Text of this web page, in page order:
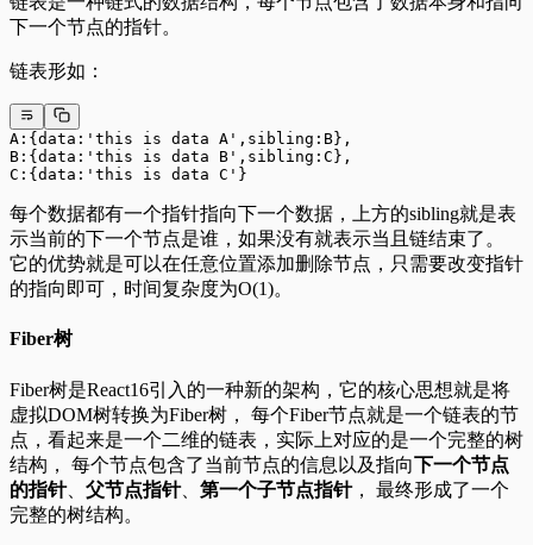
下一个节点的指针。
链表形如：
A:{data:'this is data A',sibling:B},
B:{data:'this is data B',sibling:C},
C:{data:'this is data C'}
每个数据都有一个指针指向下一个数据，上方的sibling就是表
示当前的下一个节点是谁，如果没有就表示当且链结束了。
它的优势就是可以在任意位置添加删除节点，只需要改变指针
的指向即可，时间复杂度为O(1)。
Fiber树
Fiber树是React16引入的一种新的架构，它的核心思想就是将
虚拟DOM树转换为Fiber树， 每个Fiber节点就是一个链表的节
点，看起来是一个二维的链表，实际上对应的是一个完整的树
结构， 每个节点包含了当前节点的信息以及指向下一个节点
的指针、 父节点指针、 第一个子节点指针， 最终形成了一个
完整的树结构。